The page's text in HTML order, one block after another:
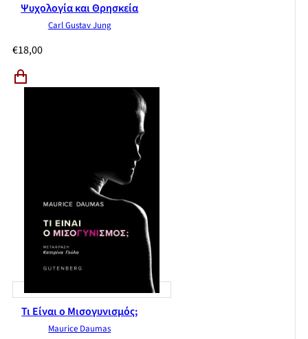
Ψυχολογία και Θρησκεία
Carl Gustav Jung
€18,00
Τι Είναι ο Μισογυνισμός;
Maurice Daumas